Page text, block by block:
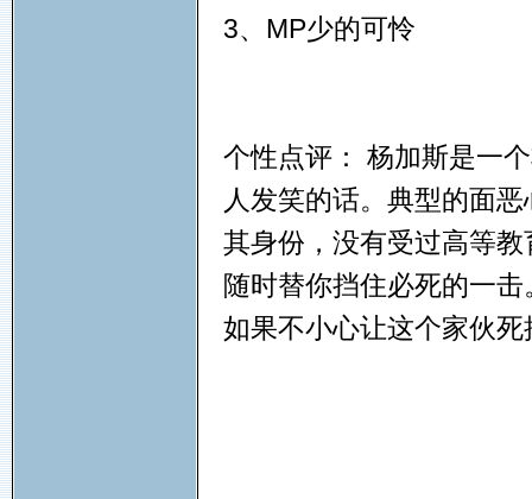
3、MP少的可怜
个性点评： 杨加斯是一
人发笑的话。典型的面
其身份，没有受过高等
随时替你挡住必死的一
如果不小心让这个家伙